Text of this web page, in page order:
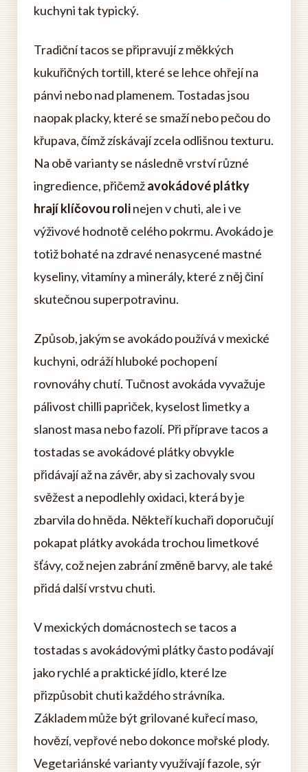
kuchyni tak typický.
Tradiční tacos se připravují z měkkých
kukuřičných tortill, které se lehce ohřejí na
pánvi nebo nad plamenem. Tostadas jsou
naopak placky, které se smaží nebo pečou do
křupava, čímž získávají zcela odlišnou texturu.
Na obě varianty se následně vrství různé
ingredience, přičemžavokádové plátky
hrají klíčovou rolinejen v chuti, ale i ve
výživové hodnotě celého pokrmu. Avokádo je
totiž bohaté na zdravé nenasycené mastné
kyseliny, vitamíny a minerály, které z něj činí
skutečnou superpotravinu.
Způsob, jakým se avokádo používá v mexické
kuchyni, odráží hluboké pochopení
rovnováhy chutí. Tučnost avokáda vyvažuje
pálivost chilli papriček, kyselost limetky a
slanost masa nebo fazolí. Při příprave tacos a
tostadas se avokádové plátky obvykle
přidávají až na závěr, aby si zachovaly svou
svěžest a nepodlehly oxidaci, která by je
zbarvila do hněda. Někteří kuchaři doporučují
pokapat plátky avokáda trochou limetkové
šťávy, což nejen zabrání změně barvy, ale také
přidá další vrstvu chuti.
V mexických domácnostech se tacos a
tostadas s avokádovými plátky často podávají
jako rychlé a praktické jídlo, které lze
přizpůsobit chuti každého strávníka.
Základem může být grilované kuřecí maso,
hovězí, vepřové nebo dokonce mořské plody.
Vegetariánské varianty využívají fazole, sýr